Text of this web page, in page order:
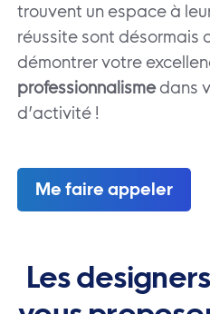
trouvent un espace à
réussite sont désormais
démontrer votre
professionnalismedans
d’activité !
Me faire appeler
Les